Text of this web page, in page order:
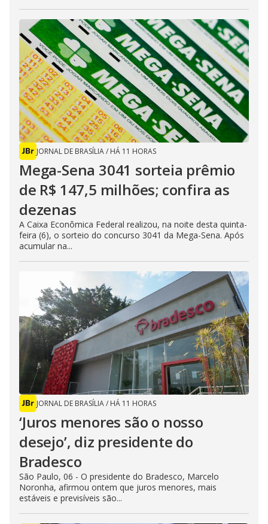
JORNAL DE BRASÍLIA/ HÁ 11 HORAS
Mega-Sena 3041 sorteia prêmio
de R$ 147,5 milhões; confira as
dezenas
A Caixa Econômica Federal realizou, na noite desta quinta-
feira (6), o sorteio do concurso 3041 da Mega-Sena. Após
acumular na...
JORNAL DE BRASÍLIA/ HÁ 11 HORAS
‘Juros menores são o nosso
desejo’, diz presidente do
Bradesco
São Paulo, 06 - O presidente do Bradesco, Marcelo
Noronha, afirmou ontem que juros menores, mais
estáveis e previsíveis são...